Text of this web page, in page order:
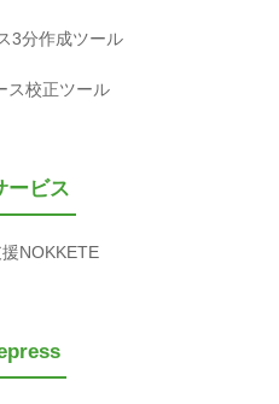
3分作成ツール
ス校正ツール
ービス
NOKKETE